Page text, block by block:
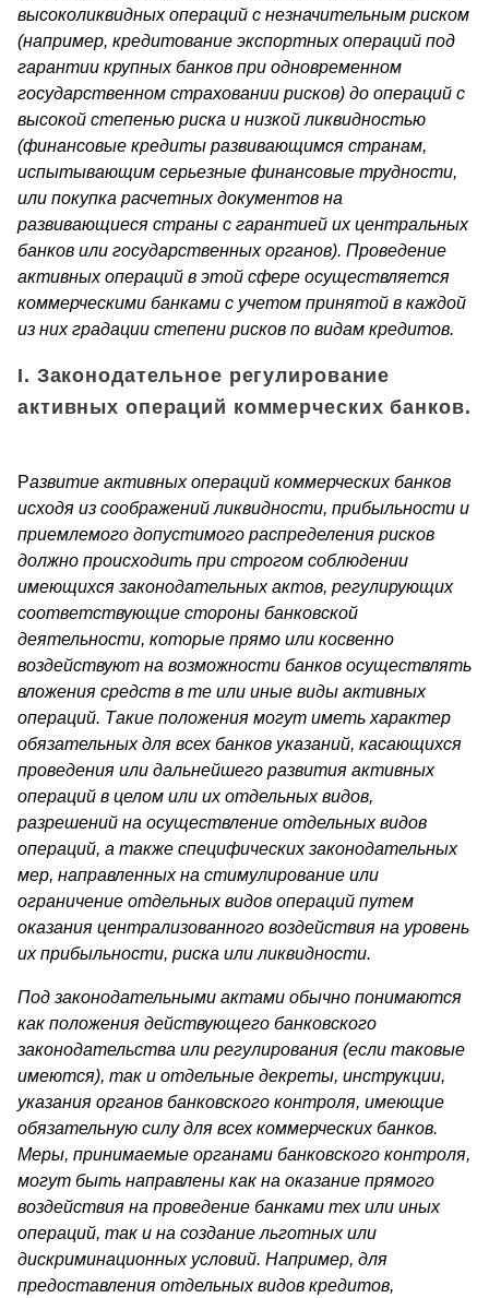
высоколиквидных операций с не­значительным риском
(например, кредитование экспортных опера­ций под
гарантии крупных банков при одновременном
государствен­ном страховании рисков) до операций с
высокой степенью риска и низкой ликвидностью
(финансовые кредиты развивающимся стра­нам,
испытывающим серьезные финансовые трудности,
или покупка расчетных документов на
развивающиеся страны с гарантией их центральных
банков или государственных органов). Проведение
ак­тивных операций в этой сфере осуществляется
коммерческими бан­ками с учетом принятой в каждой
из них градации степени рисков по видам кредитов.
I. Законодательное регулирование
активных операций коммерческих банков.
Развитие активных операций коммерческих банков
исходя из со­ображений ликвидности, прибыльности и
приемлемого допу­стимого распределения рисков
должно происходить при строгом со­блюдении
имеющихся законодательных актов, регулирующих
соот­ветствующие стороны банковской
деятельности, которые прямо или косвенно
воздействуют на возможности банков осуществлять
вложения средств в те или иные виды активных
операций. Такие по­ложения могут иметь характер
обязательных для всех банков ука­заний, касающихся
проведения или дальнейшего развития активных
операций в целом или их отдельных видов,
разрешений на осущест­вление отдельных видов
операций, а также специфических законо­дательных
мер, направленных на стимулирование или
ограничение отдельных видов операций путем
оказания централизованного воз­действия на уровень
их прибыльности, риска или ликвидности.
Под законодательными актами обычно понимаются
как положе­ния действующего банковского
законодательства или регулирования (если таковые
имеются), так и отдельные декреты, инструкции,
указания органов банковского контроля, имеющие
обязательную силу для всех коммерческих банков.
Меры, принимаемые органами банков­ского контроля,
могут быть направлены как на оказание прямого
воздействия на проведение банками тех или иных
операций, так и на создание льготных или
дискриминационных условий. Например, для
предоставления отдельных видов кредитов,